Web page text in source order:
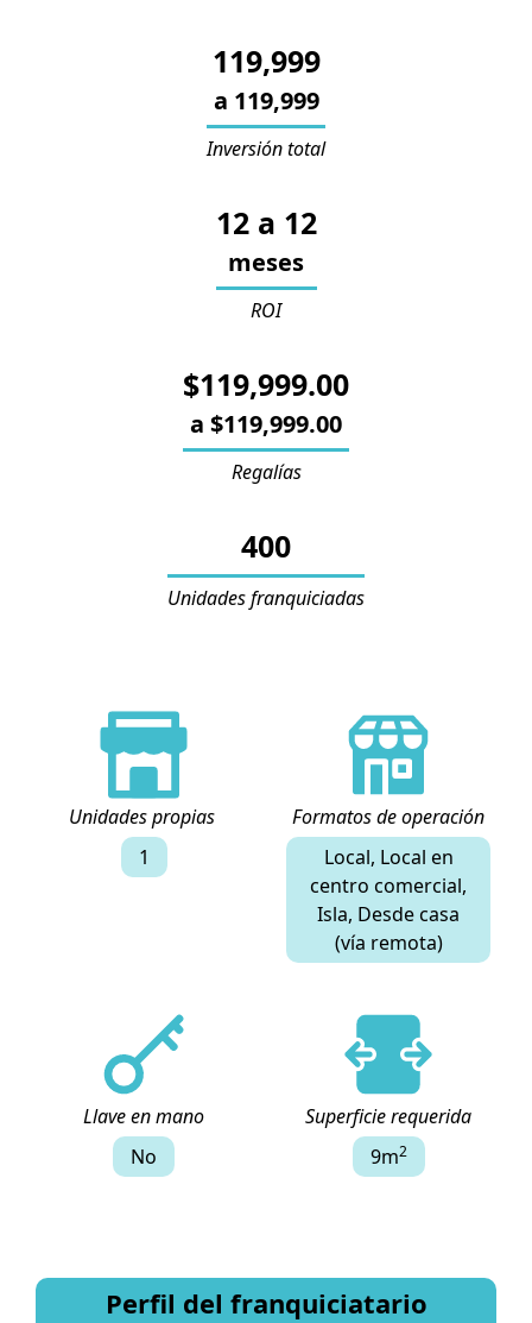
119,999
a 119,999
Inversión total
12a 12
meses
ROI
$119,999.00
a $119,999.00
Regalías
400
Unidades franquiciadas
Unidades propias
1
Formatos de operación
Local, Local en
centro comercial,
Isla, Desde casa
(vía remota)
Llave en mano
No
Superficie requerida
9m2
Perfil del franquiciatario